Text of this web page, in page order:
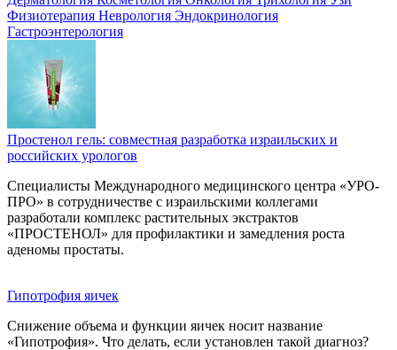
Физиотерапия Неврология Эндокринология
Гастроэнтерология
Простенол гель: совместная разработка израильских и
российских урологов
Специалисты Международного медицинского центра «УРО-
ПРО» в сотрудничестве с израильскими коллегами
разработали комплекс растительных экстрактов
«ПРОСТЕНОЛ» для профилактики и замедления роста
аденомы простаты.
Гипотрофия яичек
Снижение объема и функции яичек носит название
«Гипотрофия». Что делать, если установлен такой диагноз?